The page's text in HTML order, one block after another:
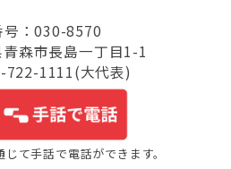
号：030-8570
森市長島一丁目1-1
722-1111(大代表)
て手話で電話ができます。